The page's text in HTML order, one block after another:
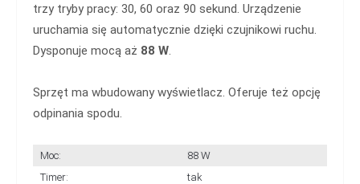
trzy tryby pracy: 30, 60 oraz 90 sekund. Urządzenie
uruchamia się automatycznie dzięki czujnikowi ruchu.
Dysponuje mocą aż 88 W
Sprzęt ma wbudowany wyświetlacz. Oferuje też opcję
odpinania spodu.
Moc:
88 W
Timer:
tak